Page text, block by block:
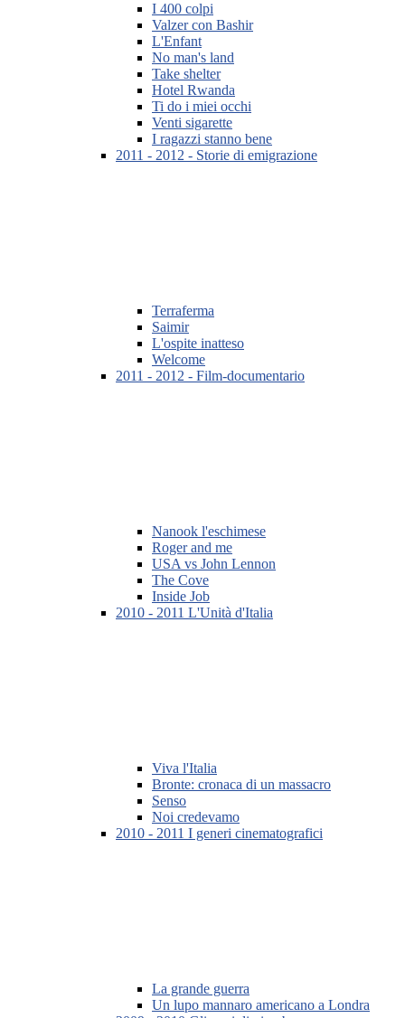
I 400 colpi
Valzer con Bashir
L'Enfant
No man's land
Take shelter
Hotel Rwanda
Ti do i miei occhi
Venti sigarette
I ragazzi stanno bene
2011 - 2012 - Storie di emigrazione
Terraferma
Saimir
L'ospite inatteso
Welcome
2011 - 2012 - Film-documentario
Nanook l'eschimese
Roger and me
USA vs John Lennon
The Cove
Inside Job
2010 - 2011 L'Unità d'Italia
Viva l'Italia
Bronte: cronaca di un massacro
Senso
Noi credevamo
2010 - 2011 I generi cinematografici
La grande guerra
Un lupo mannaro americano a Londra